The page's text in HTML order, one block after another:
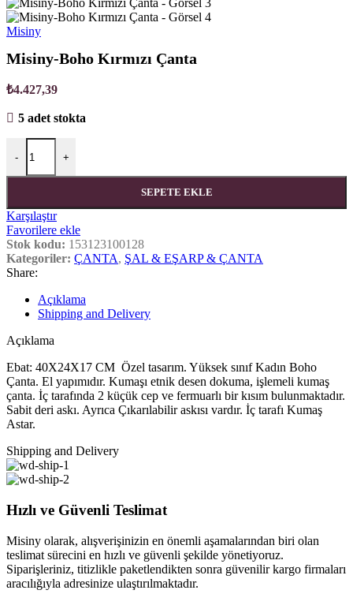
Misiny
Misiny-Boho Kırmızı Çanta
₺4.427,39
5 adet stokta
-
Misiny-Boho Kırmızı Çanta adet
+
SEPETE EKLE
Karşılaştır
Favorilere ekle
Stok kodu: 153123100128
Kategoriler: ÇANTA, ŞAL & EŞARP & ÇANTA
Share:
Açıklama
Shipping and Delivery
Açıklama
Ebat: 40X24X17 CM Özel tasarım. Yüksek sınıf Kadın Boho
Çanta. El yapımıdır. Kumaşı etnik desen dokuma, işlemeli kumaş
çanta. İç tarafında 2 küçük cep ve fermuarlı bir kısım bulunmaktadır.
Sabit deri askı. Ayrıca Çıkarılabilir askısı vardır. İç tarafı Kumaş
Astar.
Shipping and Delivery
Hızlı ve Güvenli Teslimat
Misiny olarak, alışverişinizin en önemli aşamalarından biri olan
teslimat sürecini en hızlı ve güvenli şekilde yönetiyoruz.
Siparişleriniz, titizlikle paketlendikten sonra güvenilir kargo firmaları
aracılığıyla adresinize ulaştırılmaktadır.